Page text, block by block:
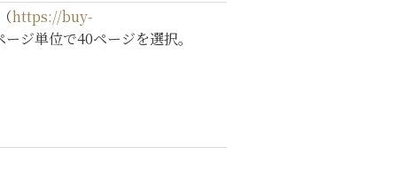
https://buy-
ジ単位で40ページを選択。